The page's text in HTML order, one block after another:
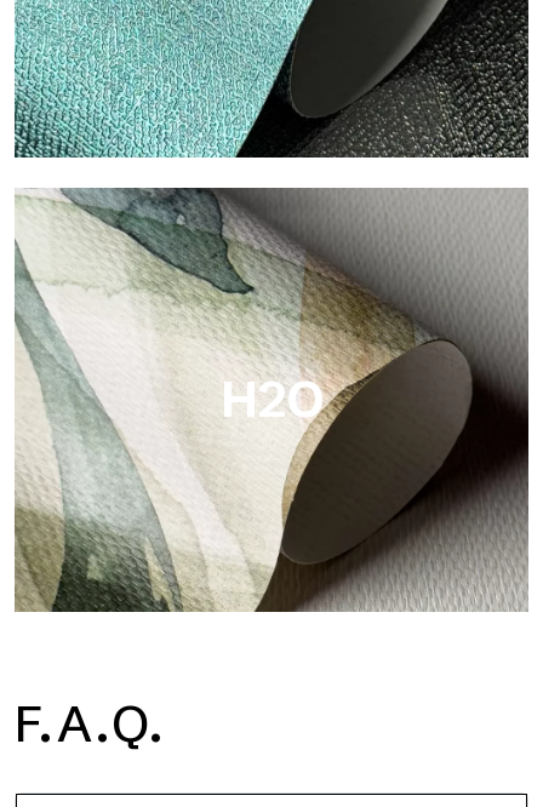
Metal
Metal es el papel pintado metálico de Tecnografica, con
reflejos metálicos únicos que resaltan los colores oro, plata,
cobre y ricos.
H2O
H2O es el papel pintado de baño de fibra de vidrio
impermeable, ideal para cabinas de ducha y ambientes
F.A.Q.